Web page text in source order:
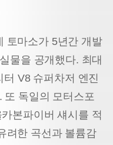
토마소가 5년간 개발
물을 공개했다. 최대
V8 슈퍼차저 엔진
또 독일의 모터스포
본파이버 섀시를 적
려한 곡선과 볼륨감